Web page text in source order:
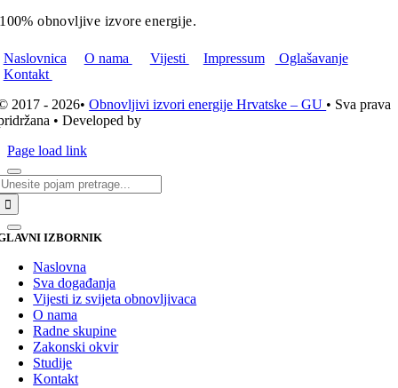
100% obnovljive izvore energije.
Naslovnica O nama Vijesti Impressum
Oglašavanje
Kontakt
2017 - 2026•Obnovljivi izvori energije Hrvatske – GU • Sva prava
• Developed by
Page load link
IZBORNIK
Naslovna
Sva događanja
Vijesti iz svijeta obnovljivaca
O nama
Radne skupine
Zakonski okvir
Studije
Kontakt